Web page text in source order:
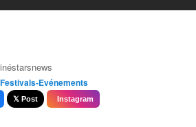
Evénements
𝕏 Post Instagram